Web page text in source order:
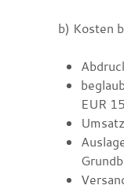
b) Kosten
EUR